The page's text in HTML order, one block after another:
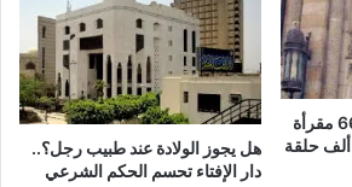
الأوقاف: عقد 27 ألفًا و660 مقرأة
قرآنية وتنفيذ أكثر من 27 ألف حلقة
هل يجوز الولادة عند طبيب رجل؟..
دار الإفتاء تحسم الحكم الشرعي